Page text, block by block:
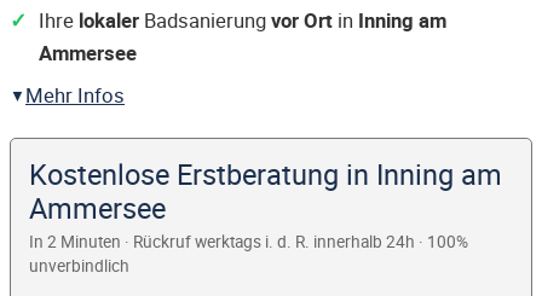
Ihre lokaler Badsanierungvor Ort in Inning am
Ammersee
Mehr Infos
Kostenlose Erstberatung in Inning am
Ammersee
In 2 Minuten · Rückruf werktags i. d. R. innerhalb 24h · 100%
unverbindlich